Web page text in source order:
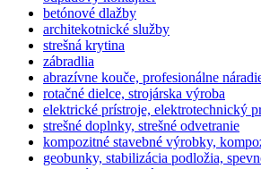
betónové dlažby
architekotnické služby
strešná krytina
zábradlia
abrazívne kouče, profesionálne
rotačné dielce, strojárska výroba
elektrické prístroje, elektrotechnický
strešné doplnky, strešné odvetranie
kompozitné stavebné výrobky,
geobunky, stabilizácia podložia,